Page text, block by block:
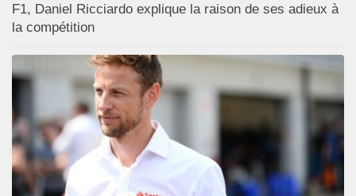
F1, Daniel Ricciardo explique la raison de ses adieux à
la compétition